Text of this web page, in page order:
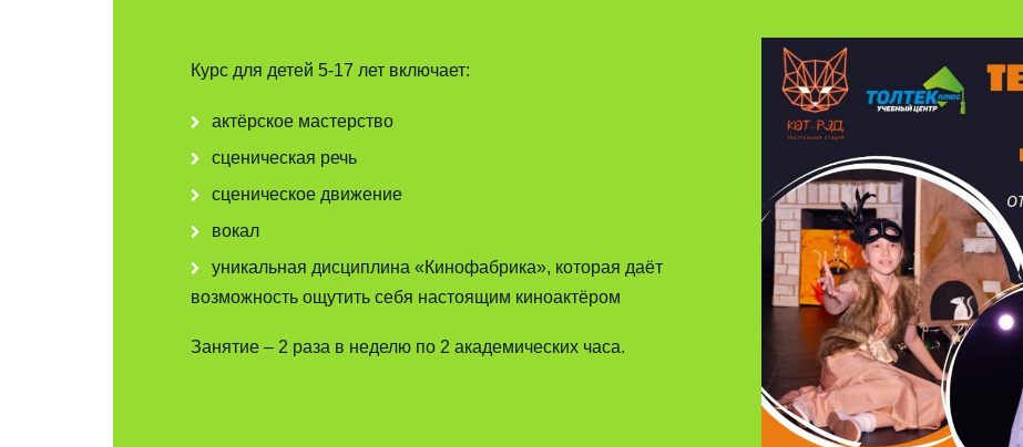
Курс для детей 5-17 лет включает:
актёрское мастерство
сценическая речь
сценическое движение
вокал
уникальная дисциплина «Кинофабрика», которая даёт
возможность ощутить себя настоящим киноактёром
Занятие – 2 раза в неделю по 2 академических часа.